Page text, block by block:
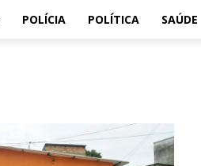
POLÍCIA POLÍTICA SAÚDE